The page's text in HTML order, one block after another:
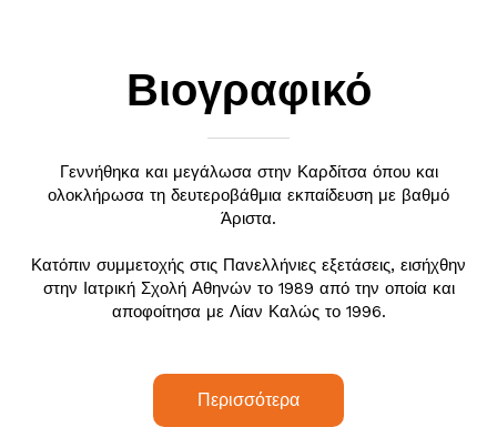
Βιογραφικό
Γεννήθηκα και μεγάλωσα στην Καρδίτσα όπου και
ολοκλήρωσα τη δευτεροβάθμια εκπαίδευση με βαθμό
Άριστα.
Κατόπιν συμμετοχής στις Πανελλήνιες εξετάσεις, εισήχθην
στην Ιατρική Σχολή Αθηνών το 1989 από την οποία και
αποφοίτησα με Λίαν Καλώς το 1996.
Περισσότερα